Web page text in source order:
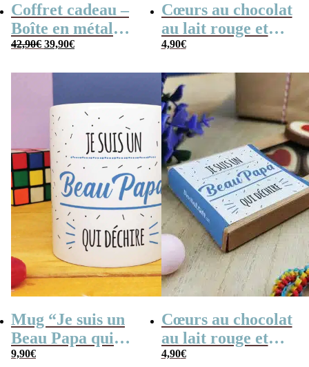
Coffret cadeau –
Boîte en métal
cassette –
coffret chocolat
original
42,90€ Le
prix
42,90€.
39,90€Le
prix
39,90€.
Cœurs au chocolat
au lait rouge et
blanc x4 “Mon
d’amour” –
Cadeau beau papa
4,90€
Mug “Je suis un
Beau Papa qui
déchire” de la
9,90€
Cœurs au chocolat
au lait rouge et
blanc x4 “Je suis
4,90€